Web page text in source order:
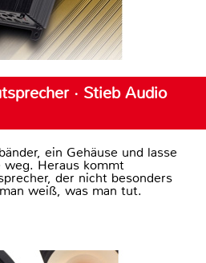
· Stieb Audio
ein Gehäuse und lasse
Heraus kommt
der nicht besonders
weiß, was man tut.